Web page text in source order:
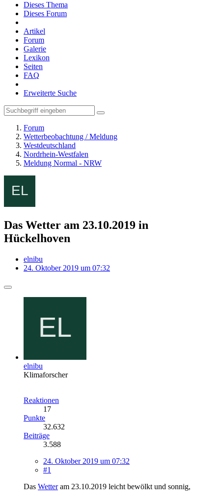
Dieses Thema
Dieses Forum
Artikel
Forum
Galerie
Lexikon
Seiten
FAQ
Erweiterte Suche
Forum
Wetterbeobachtung / Meldung
Westdeutschland
Nordrhein-Westfalen
Meldung Normal - NRW
Das Wetter am 23.10.2019 in
Hückelhoven
elnibu
24. Oktober 2019 um 07:32
elnibu
Klimaforscher
Reaktionen
17
Punkte
32.632
Beiträge
3.588
24. Oktober 2019 um 07:32
#1
Das Wetteram 23.10.2019 leicht bewölkt und sonnig,